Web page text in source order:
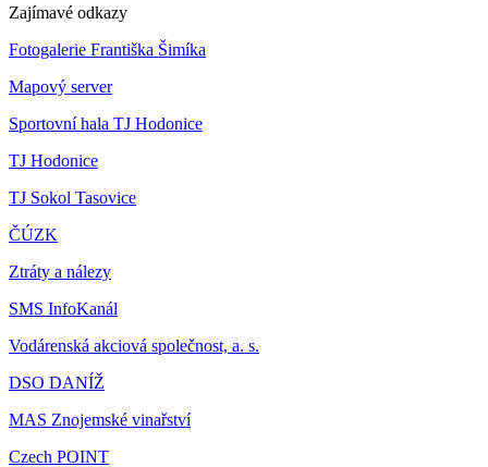
Zajímavé odkazy
Fotogalerie Františka Šimíka
Mapový server
Sportovní hala TJ Hodonice
TJ Hodonice
TJ Sokol Tasovice
ČÚZK
Ztráty a nálezy
SMS InfoKanál
Vodárenská akciová společnost, a. s.
DSO DANÍŽ
MAS Znojemské vinařství
Czech POINT